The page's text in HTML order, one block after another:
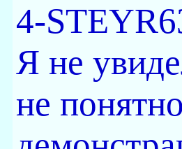
4-
Я не
не